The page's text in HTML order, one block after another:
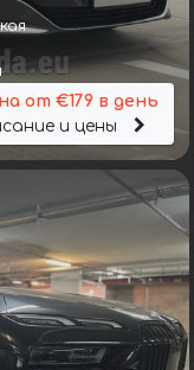
от €179 в день
и цены